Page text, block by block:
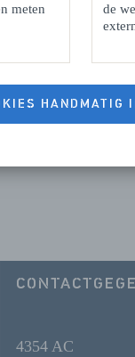
meten
de
HANDMATIG
4354 AC